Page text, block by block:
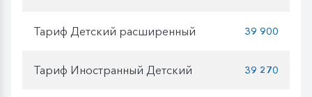
Тариф Детский расширенный 39 900
Тариф Иностранный Детский 39 270